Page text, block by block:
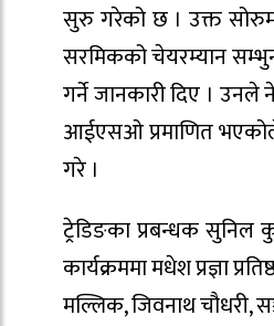
सुरु गरेको छ । उक्त
सरमिकको चेयरम्यान
गर्ने जानकारी दिए ।
आईएसओ प्रमाणित
गरे ।
ट्रेडिङका प्रबन्धक सुनिल
कार्यक्रममा मधेश प्रज्ञा
मल्लिक, जिवनाथ चौधरी,